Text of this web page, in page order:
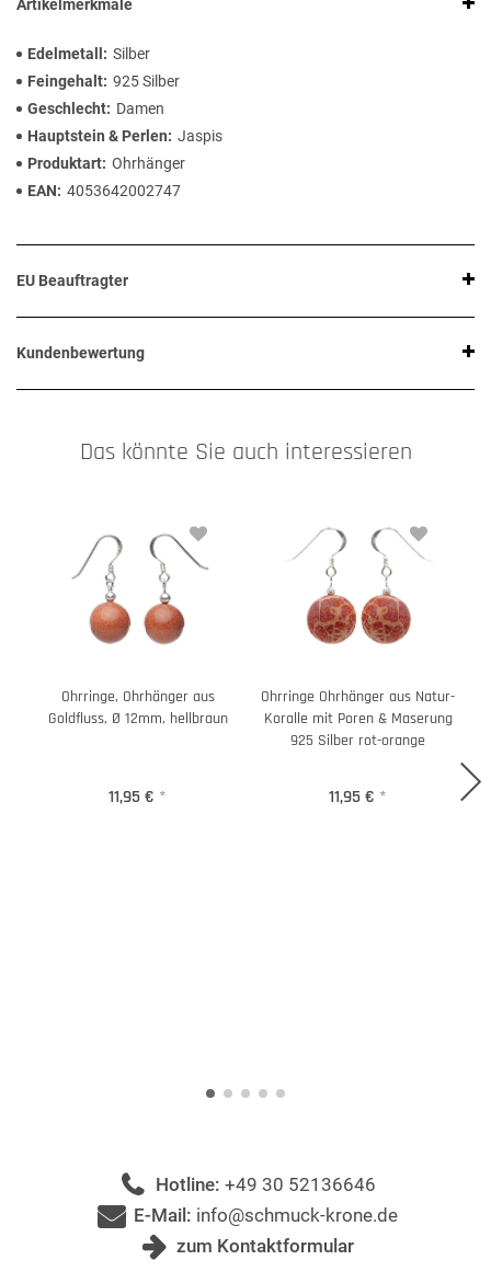
Artikelmerkmale
Edelmetall
Silber
Feingehalt 925 Silber
Geschlecht
Damen
Hauptstein & Perlen
Jaspis
Produktart Ohrhänger
EAN
4053642002747
EU Beauftragter
Kundenbewertung
Das könnte Sie auch interessieren
Ohrringe, Ohrhänger aus
Goldfluss, Ø 12mm, hellbraun
11,95 € *
Ohrringe Ohrhänger aus Natur-
Koralle mit Poren & Maserung
925 Silber rot-orange
11,95 € *
Hotline: +49 30 52136646
E-Mail: info@schmuck-krone.de
zum Kontaktformular